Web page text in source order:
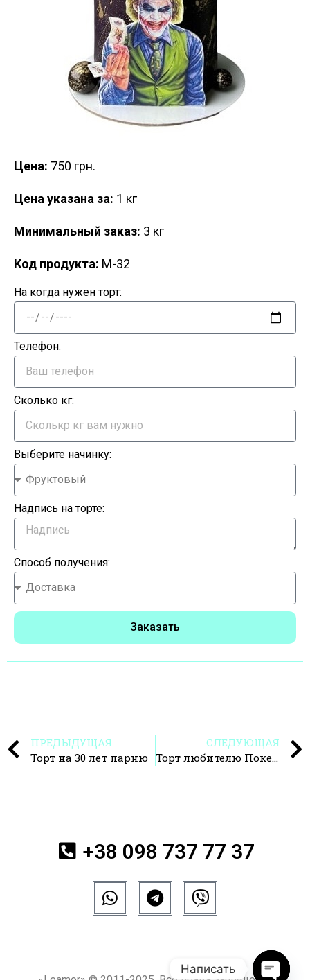
Цена: 750 грн.
Цена указана за: 1 кг
Минимальный заказ: 3 кг
Код продукта: M-32
На когда нужен торт:
Телефон:
Сколько кг:
Выберите начинку:
Надпись на торте:
Способ получения:
Заказать
ПРЕДЫДУЩАЯ
Торт на 30 лет парню
СЛЕДУЮЩАЯ
Торт любителю Покера
+38 098 737 77 37
Написать